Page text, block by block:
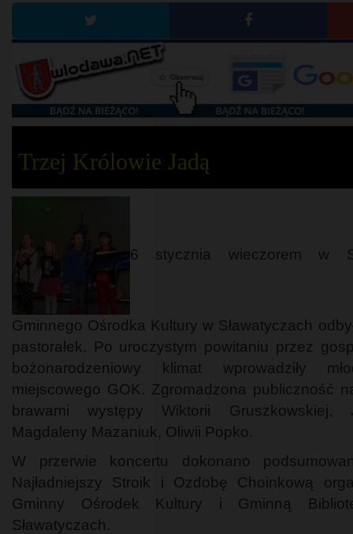
Trzej Królowie Jadą
6 stycznia wieczorem w
Gminnego Ośrodka Kultury w Sławatyczach
pastorałek. Po uroczystym powitaniu przez
bożonarodzeniowy klimat wprowadziły
miejscowego GOK. Zgromadzona publiczność
brawami występy Wiktorii Gruszkowskiej,
Magdaleny Mazaniuk, Oliwii Popko.
W przerwie koncertu dokonano
Najładniejszy Stroik i Ozdobę Choinkową
Gminny Ośrodek Kultury i Gminną
Sławatyczach.